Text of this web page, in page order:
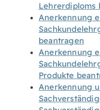
Lehrerdiploms
Anerkennung
beantragen
Anerkennung
Produkte
Anerkennung